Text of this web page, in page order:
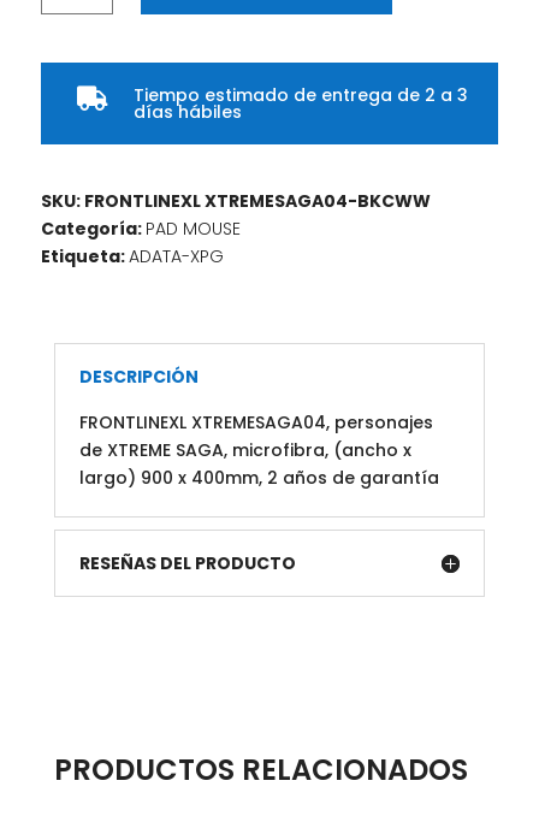
personajes
XTREME
microfibra,
(ancho
largo)
900
x
años
cantidad
 Tiempo estimado de entrega de 2 a 3
días hábiles
SKU: FRONTLINEXL XTREMESAGA04-BKCWW
Categoría: PAD MOUSE
Etiqueta:ADATA-XPG
DESCRIPCIÓN
FRONTLINEXL XTREMESAGA04, personajes
de XTREME SAGA, microfibra, (ancho x
largo) 900 x 400mm, 2 años de garantía
RESEÑAS DEL PRODUCTO
PRODUCTOS RELACIONADOS